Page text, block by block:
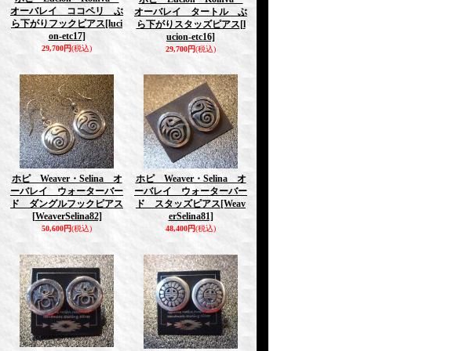
オーバレイ ココペリ ぶ
ら下がりフックピアス [luci
on-etc17]
29,700円(税込)
オーバレイ タートル ぶ
ら下がりスタッズピアス [l
ucion-etc16]
29,700円(税込)
ホピ Weaver・Selina オ
ーバレイ ウォーターバー
ド ダングルフックピアス
[WeaverSelina82]
50,600円(税込)
ホピ Weaver・Selina オ
ーバレイ ウォーターバー
ド スタッズピアス [Weav
erSelina81]
48,400円(税込)